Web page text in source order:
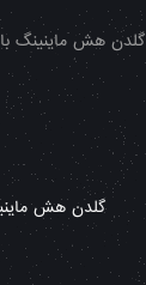
گلدن هش ماینینگ با
گلدن هش